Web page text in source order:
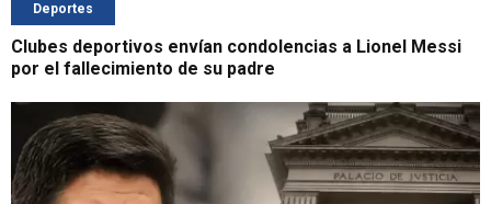
Deportes
Clubes deportivos envían condolencias a Lionel Messi
por el fallecimiento de su padre